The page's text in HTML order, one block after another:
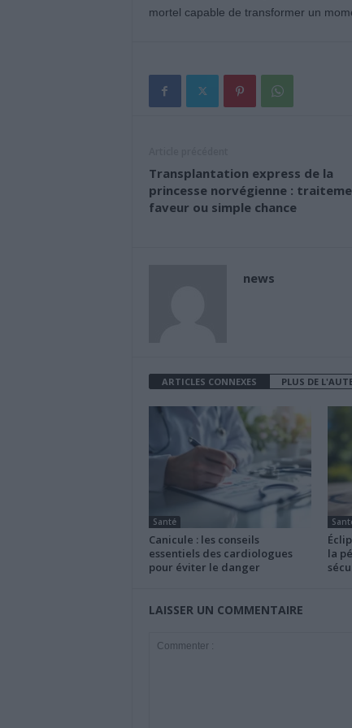
mortel capable de transformer un
Transplantation express de la
princesse norvégienne :
faveur ou simple chance
news
ARTICLES CONNEXES PLUS DE
Santé
Canicule : les conseils
essentiels des cardiologues
pour éviter le danger
la
LAISSER UN COMMENTAIRE